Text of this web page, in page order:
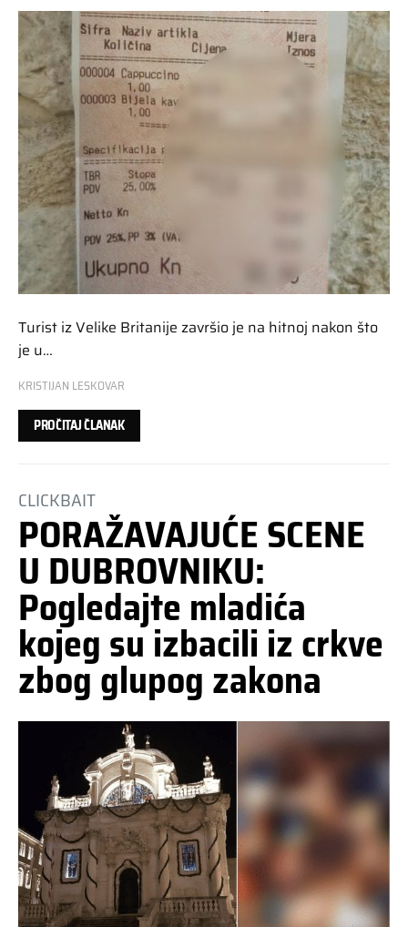
Turist iz Velike Britanije završio je na hitnoj nakon što
je u…
KRISTIJAN LESKOVAR
PROČITAJ ČLANAK
CLICKBAIT
PORAŽAVAJUĆE SCENE
U DUBROVNIKU:
Pogledajte mladića
kojeg su izbacili iz crkve
zbog glupog zakona